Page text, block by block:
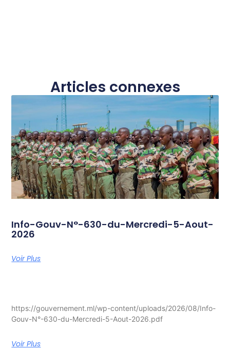
Articles connexes
Info-Gouv-N°-630-du-Mercredi-5-Aout-
2026
Voir Plus
https://gouvernement.ml/wp-content/uploads/2026/08/Info-
Gouv-N°-630-du-Mercredi-5-Aout-2026.pdf
Voir Plus